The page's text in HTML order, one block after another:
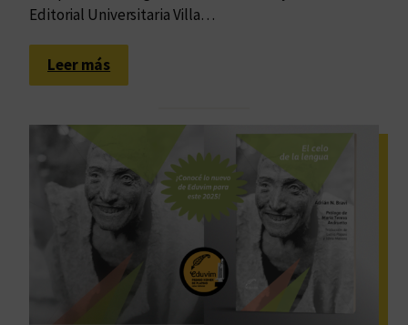
l
e
n
s
Editorial Universitaria Villa…
Leer más:
I
i
n
e
r
a
r
i